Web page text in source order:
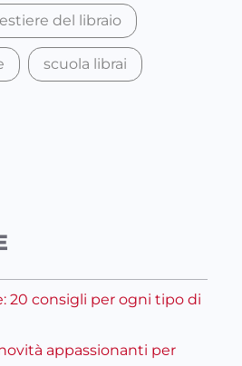
del libraio
scuola librai
20 consigli per ogni tipo di
appassionanti per